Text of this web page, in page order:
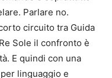
Parlare no.
circuito tra Guida
Sole il confronto è
E quindi con una
linguaggio e